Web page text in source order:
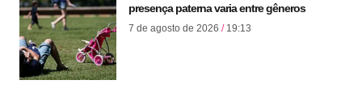
presença paterna varia entre gêneros
7 de agosto de 2026 19:13